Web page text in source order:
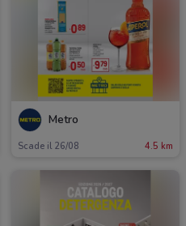
Metro
Scade il 26/08 4.5 km